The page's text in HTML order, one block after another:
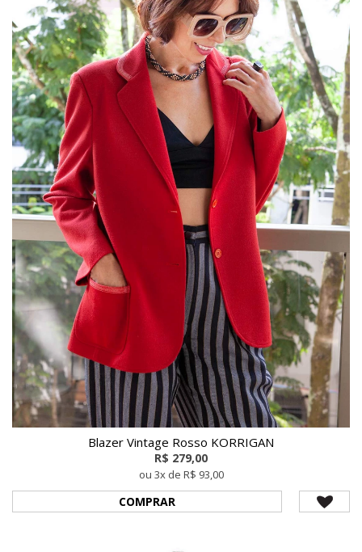
Blazer Vintage Rosso KORRIGAN
R$ 279,00
ou 3x de R$ 93,00
COMPRAR